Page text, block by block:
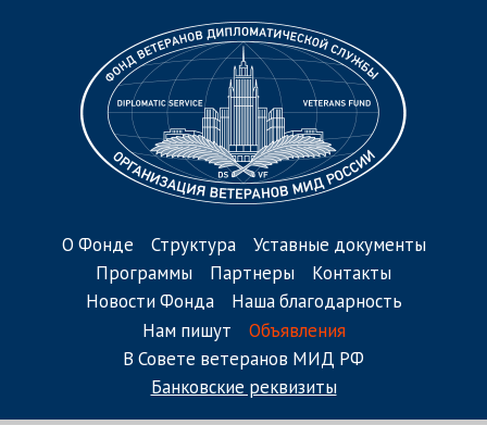
О Фонде Структура
Уставные документы
Программы
Партнеры
Контакты
Новости Фонда
Наша благодарность
Нам пишут
Объявления
В Совете ветеранов МИД РФ
Банковские реквизиты